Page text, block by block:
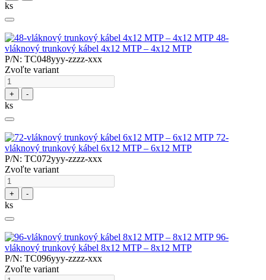
ks
48-
vláknový trunkový kábel 4x12 MTP – 4x12 MTP
P/N: TC048yyy-zzzz-xxx
Zvoľte variant
+ -
ks
72-
vláknový trunkový kábel 6x12 MTP – 6x12 MTP
P/N: TC072yyy-zzzz-xxx
Zvoľte variant
+ -
ks
96-
vláknový trunkový kábel 8x12 MTP – 8x12 MTP
P/N: TC096yyy-zzzz-xxx
Zvoľte variant